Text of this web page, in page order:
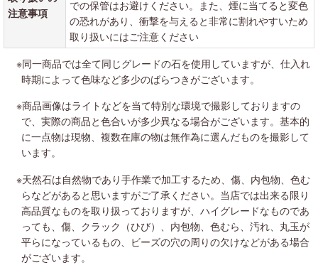
注意事項
での保管はお避けください。また、煙に当てると変色
の恐れがあり、衝撃を与えると非常に割れやすいため
取り扱いにはご注意ください
※同一商品では全て同じグレードの石を使用していますが、仕入れ
時期によって色味など多少のばらつきがございます。
※商品画像はライトなどを当て特別な環境で撮影しておりますの
で、実際の商品と色合いが多少異なる場合がございます。基本的
に一点物は現物、複数在庫の物は無作為に選んだものを撮影して
います。
※天然石は自然物であり手作業で加工するため、傷、内包物、色む
らなどがあると思いますがご了承ください。当店では出来る限り
高品質なものを取り扱っておりますが、ハイグレードなものであ
っても、傷、クラック（ひび）、内包物、色むら、汚れ、丸玉が
平らになっているもの、ビーズの穴の周りの欠けなどがある場合
がございます。